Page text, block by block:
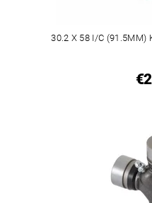
30.2 X 58 I/C (91.5MM)